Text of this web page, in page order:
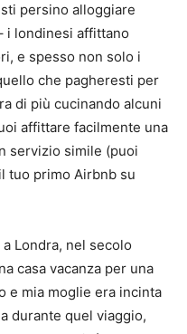
persino alloggiare
i londinesi affittano
e spesso non solo i
che pagheresti per
di più cucinando alcuni
affittare facilmente una
servizio simile (puoi
tuo primo Airbnb su
Londra, nel secolo
casa vacanza per una
e mia moglie era incinta
durante quel viaggio,